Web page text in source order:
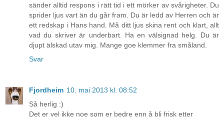
sänder alltid respons i rätt tid i ett mörker av svårigheter. Du
sprider ljus vart än du går fram. Du är ledd av Herren och är
ett redskap i Hans hand. Må ditt ljus skina rent och klart, allt
vad du skriver är underbart. Ha en välsignad helg. Du är
djupt älskad utav mig. Mange goe klemmer fra småland.
Svar
Fjordheim 10. mai 2013 kl. 08:52
Så herlig :)
Det er vel ikke noe som er bedre enn å bli frisk etter